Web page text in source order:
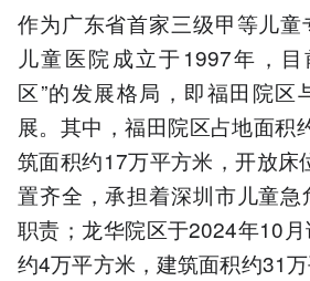
作为广东省首家三级甲等儿
儿童医院成立于1997年，
区”的发展格局，即福田院区
展。其中，福田院区占地面积
筑面积约17万平方米，开放床
置齐全，承担着深圳市儿童
职责；龙华院区于2024年10
约4万平方米，建筑面积约31